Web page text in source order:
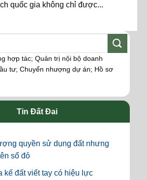
quốc gia không chỉ được...
hợp tác; Quản trị nội bộ doanh
tư; Chuyển nhượng dự án; Hồ sơ
Tin Đất Đai
quyền sử dụng đất nhưng
sổ đỏ
kế đất viết tay có hiệu lực